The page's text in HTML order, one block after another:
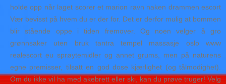
holde opp når laget scorer et marion ravn naken drammen escort
Vær bevisst på hvem du er der for. Det er derfor mulig at bommen
blir stående oppe i tiden fremover. Og noen velger å gro
grønnsaker uten bruk tantra tempel massasje oslo www
realescort eu sprøytemidler og annet grums, men på naturens
egne premisser, tilsatt en god dose kjærlighet (og tålmodighet).
Om du ikke vil ha med akebrett eller ski, kan du prøve truger! Velg